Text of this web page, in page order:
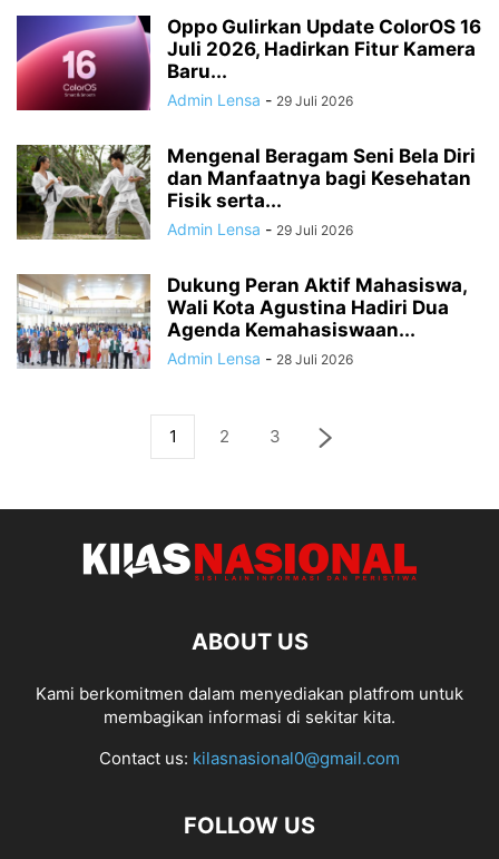
Oppo Gulirkan Update ColorOS 16
Juli 2026, Hadirkan Fitur Kamera
Baru...
Admin Lensa - 29 Juli 2026
Mengenal Beragam Seni Bela Diri
dan Manfaatnya bagi Kesehatan
Fisik serta...
Admin Lensa - 29 Juli 2026
Dukung Peran Aktif Mahasiswa,
Wali Kota Agustina Hadiri Dua
Agenda Kemahasiswaan...
Admin Lensa - 28 Juli 2026
1 2 3
ABOUT US
Kami berkomitmen dalam menyediakan platfrom untuk
membagikan informasi di sekitar kita.
Contact us: kilasnasional0@gmail.com
FOLLOW US